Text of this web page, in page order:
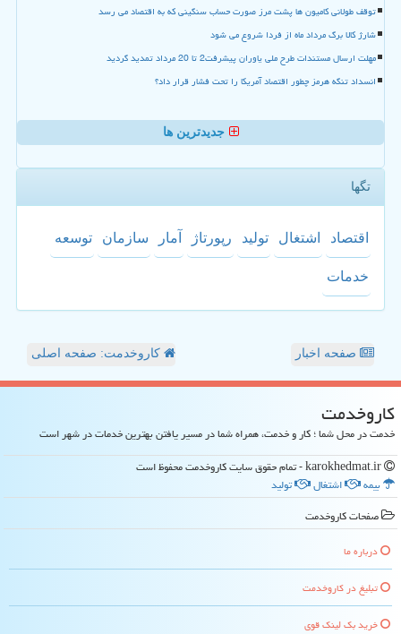
توقف طولانی کامیون ها پشت مرز صورت حساب سنگینی که به اقتصاد می رسد
شارژ کالا برگ مرداد ماه از فردا شروع می شود
مهلت ارسال مستندات طرح ملی یاوران پیشرفت2 تا 20 مرداد تمدید گردید
انسداد تنگه هرمز چطور اقتصاد آمریکا را تحت فشار قرار داد؟
جدیدترین ها
تگها
اقتصاد اشتغال تولید رپورتاژ آمار سازمان توسعه
خدمات
صفحه اخبار کاروخدمت: صفحه اصلی
كاروخدمت
خدمت در محل شما ؛ کار و خدمت، همراه شما در مسیر یافتن بهترین خدمات در شهر است
بیمه
اشتغال
تولید
صفحات كاروخدمت
درباره ما
تبلیغ در كاروخدمت
خرید بک لینک قوی